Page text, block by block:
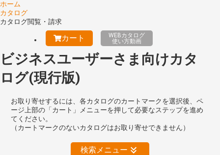
ホーム
カタログ
カタログ閲覧・請求
カート
WEBカタログ
使い方動画
ビジネスユーザーさま向けカタ
ログ(現行版)
お取り寄せするには、各カタログのカートマークを選択後、ペ
ージ上部の「カート」メニューを押して必要なステップを進め
てください。
（カートマークのないカタログはお取り寄せできません）
検索メニュー